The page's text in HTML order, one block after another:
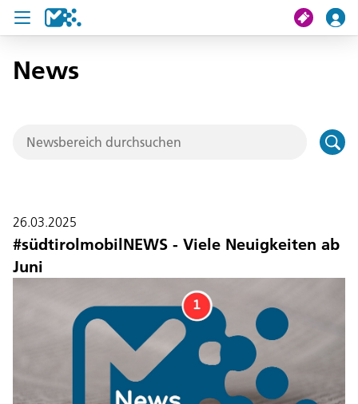
Suche
News
Projekte
Service und Kontakt
News
26.03.2025
#südtirolmobilNEWS - Viele Neuigkeiten ab
Juni